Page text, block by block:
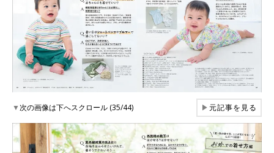
▼次の画像は下へスクロール (35/44) ▶元記事を見る